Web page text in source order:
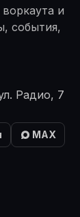
и
события,
Радио, 7
MAX